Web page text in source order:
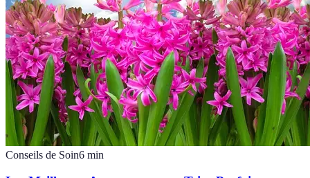
Conseils de Soin6 min